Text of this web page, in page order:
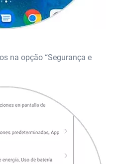
na opção “Segurança e